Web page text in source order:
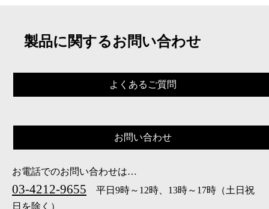
製品に関するお問い合わせ
よくあるご質問
お問い合わせ
お電話でのお問い合わせは…
03-4212-9655 平日9時～12時、13時～17時（土日祝
日を除く）